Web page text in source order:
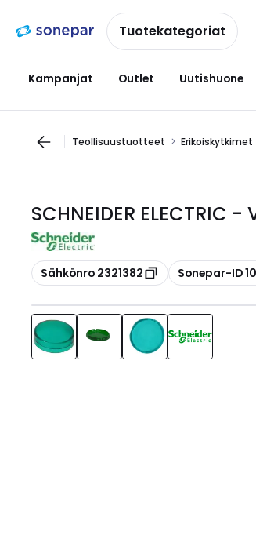
navigointiinsisältöönTuotekategoriat
Kampanjat Outlet Uutishuone
Teollisuustuotteet Erikoiskytkimet
SCHNEIDER ELECTRIC
Kopioi
Sähkönro 2321382 Kopioi
Sonepar-ID